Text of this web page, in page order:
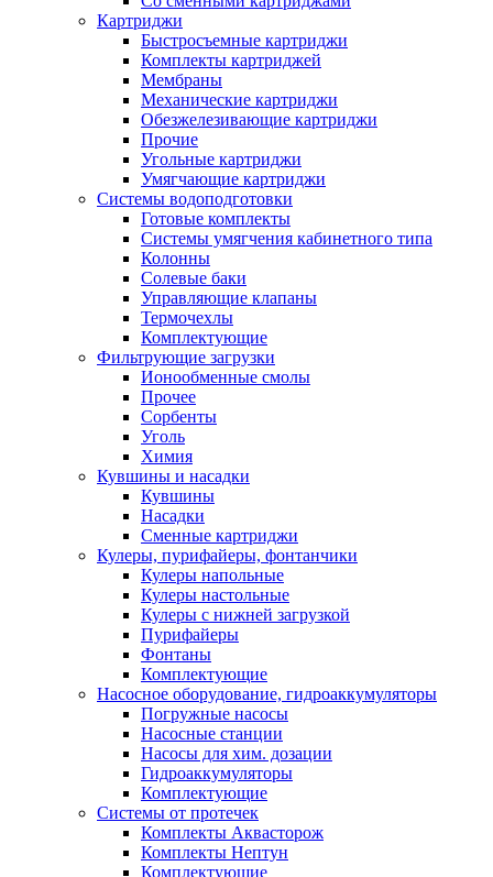
Картриджи
Быстросъемные картриджи
Комплекты картриджей
Мембраны
Механические картриджи
Обезжелезивающие картриджи
Прочие
Угольные картриджи
Умягчающие картриджи
Системы водоподготовки
Готовые комплекты
Системы умягчения кабинетного типа
Колонны
Солевые баки
Управляющие клапаны
Термочехлы
Комплектующие
Фильтрующие загрузки
Ионообменные смолы
Прочее
Сорбенты
Уголь
Химия
Кувшины и насадки
Кувшины
Насадки
Сменные картриджи
Кулеры, пурифайеры, фонтанчики
Кулеры напольные
Кулеры настольные
Кулеры с нижней загрузкой
Пурифайеры
Фонтаны
Комплектующие
Насосное оборудование, гидроаккумуляторы
Погружные насосы
Насосные станции
Насосы для хим. дозации
Гидроаккумуляторы
Комплектующие
Системы от протечек
Комплекты Аквасторож
Комплекты Нептун
Комплектующие